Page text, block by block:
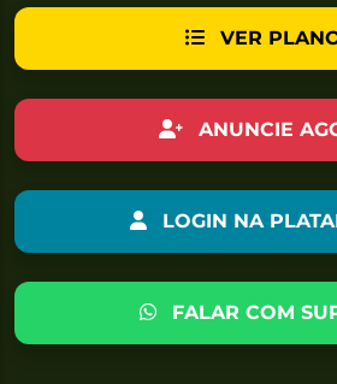
VER
ANUNCIE
LOGIN NA
FALAR COM